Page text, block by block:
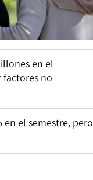
en el
no
en el semestre, pero